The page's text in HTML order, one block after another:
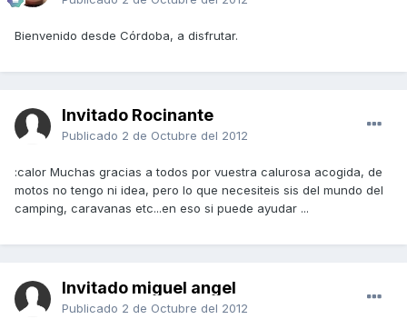
Bienvenido desde Córdoba, a disfrutar.
Invitado Rocinante
Publicado 2 de Octubre del 2012
:calor Muchas gracias a todos por vuestra calurosa acogida, de
motos no tengo ni idea, pero lo que necesiteis sis del mundo del
camping, caravanas etc...en eso si puede ayudar ...
Invitado miguel angel
Publicado 2 de Octubre del 2012